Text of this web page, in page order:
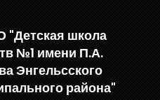
"Детская школа
№1 имени П.А.
Энгельсского
района"